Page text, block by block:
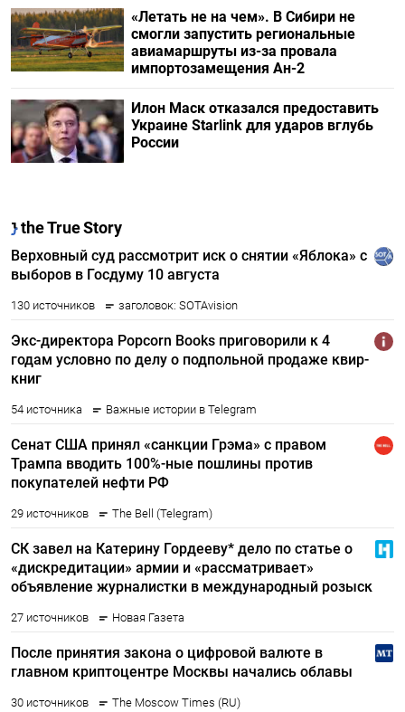
«Летать не на чем». В Сибири не
смогли запустить региональные
авиамаршруты из-за провала
импортозамещения Ан-2
Илон Маск отказался предоставить
Украине Starlink для ударов вглубь
России